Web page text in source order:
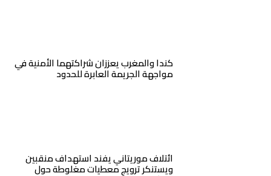
كندا والمغرب يعززان شراكتهما الأمنية في
مواجهة الجريمة العابرة للحدود
ائتلاف موريتاني يفند استهداف منقبين
ويستنكر ترويج معطيات مغلوطة حول